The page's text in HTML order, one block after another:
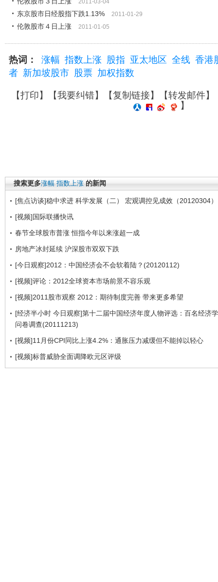
2011-03-04
东京股市日经股指下跌1.13% 2011-01-29
伦敦股市４日上涨 2011-01-05
热词： 涨幅 指数上涨 股指 亚太地区 全线 香港
者 新加坡股市 股票 加权指数
【打印】【我要纠错】【复制链接】【转发邮件】
】
搜索更多涨幅 指数上涨 的新闻
[焦点访谈]稳中求进 科学发展（二） 宏观调控见成效（20120304）
[视频]国际联播快讯
春节全球股市普涨 恒指今年以来涨超一成
房地产冰封延续 沪深股市双双下跌
[今日观察]2012：中国经济会不会软着陆？(20120112)
[视频]评论：2012全球资本市场前景不容乐观
[视频]2011股市观察 2012：期待制度完善 带来更多希望
[经济半小时 今日观察]第十二届中国经济年度人物评选：百名经济
问卷调查(20111213)
[视频]11月份CPI同比上涨4.2%：通胀压力减缓但不能掉以轻心
[视频]标普威胁全面调降欧元区评级